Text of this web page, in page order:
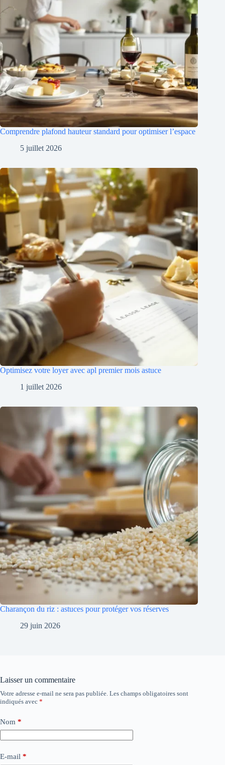
Comprendre plafond hauteur standard pour optimiser l’espace
5 juillet 2026
Optimisez votre loyer avec apl premier mois astuce
1 juillet 2026
Charançon du riz : astuces pour protéger vos réserves
29 juin 2026
Laisser un commentaire
Votre adresse e-mail ne sera pas publiée. Les champs obligatoires sont
indiqués avec *
Nom *
E-mail *